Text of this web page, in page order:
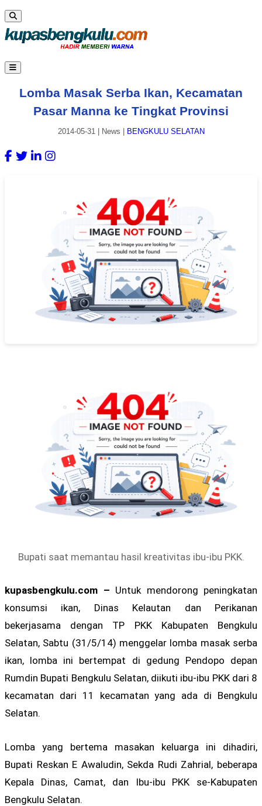
Lomba Masak Serba Ikan, Kecamatan
Pasar Manna ke Tingkat Provinsi
2014-05-31| News BENGKULU SELATAN
Bupati saat memantau hasil kreativitas ibu-ibu PKK.
kupasbengkulu.com – Untuk mendorong peningkatan
konsumsi ikan, Dinas Kelautan dan Perikanan
bekerjasama dengan TP PKK Kabupaten Bengkulu
Selatan, Sabtu (31/5/14) menggelar lomba masak serba
ikan, lomba ini bertempat di gedung Pendopo depan
Rumdin Bupati Bengkulu Selatan, diikuti ibu-ibu PKK dari 8
kecamatan dari 11 kecamatan yang ada di Bengkulu
Selatan.
Lomba yang bertema masakan keluarga ini dihadiri,
Bupati Reskan E Awaludin, Sekda Rudi Zahrial, beberapa
Kepala Dinas, Camat, dan Ibu-ibu PKK se-Kabupaten
Bengkulu Selatan.